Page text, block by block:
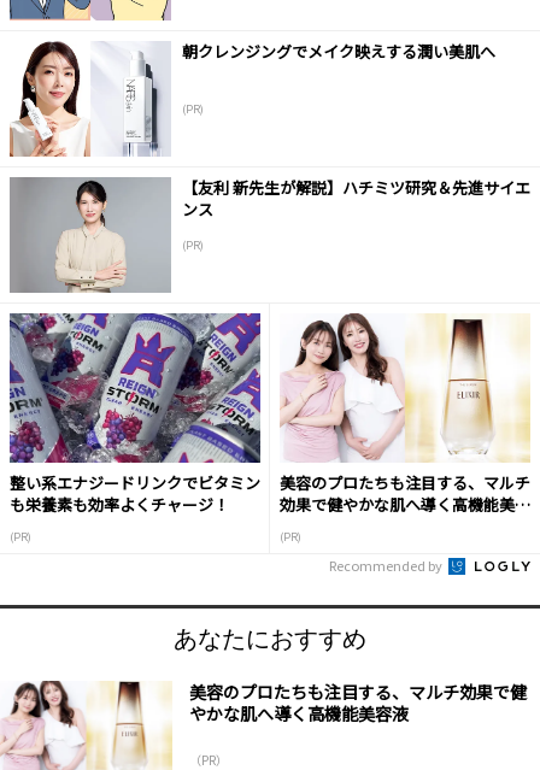
朝クレンジングでメイク映えする潤い美肌へ
(PR)
【友利 新先生が解説】ハチミツ研究＆先進サイエ
ンス
(PR)
整い系エナジードリンクでビタミン
も栄養素も効率よくチャージ！
(PR)
美容のプロたちも注目する、マルチ
効果で健やかな肌へ導く高機能美容
(PR)
Recommended by
あなたにおすすめ
美容のプロたちも注目する、マルチ効果で健
やかな肌へ導く高機能美容液
（PR）